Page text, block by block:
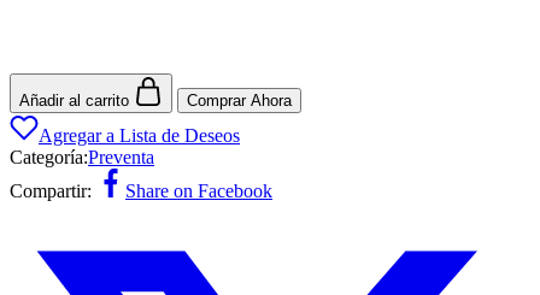
Añadir al carrito Comprar Ahora
Agregar a Lista de Deseos
Categoría:Preventa
Compartir:
Share on Facebook